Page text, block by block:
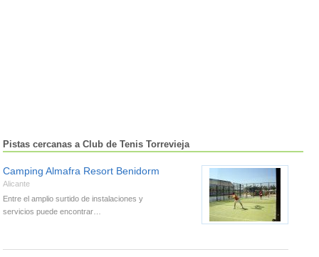
Pistas cercanas a Club de Tenis Torrevieja
Camping Almafra Resort Benidorm
Alicante
Entre el amplio surtido de instalaciones y
servicios puede encontrar…